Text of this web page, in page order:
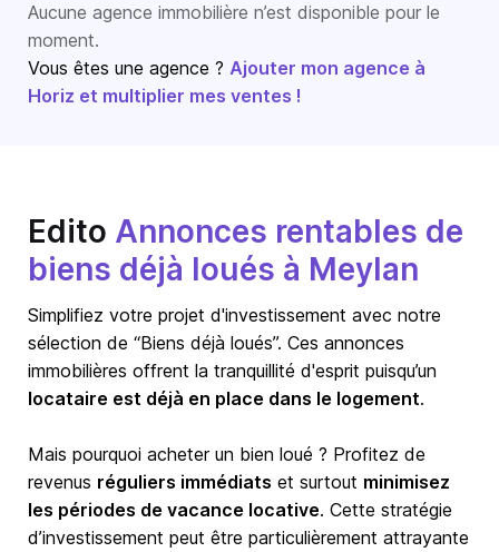
Aucune agence immobilière n’est disponible pour le
moment.
Vous êtes une agence ? Ajouter mon agence à
Horiz et multiplier mes ventes !
Edito Annonces rentables de
biens déjà loués à Meylan
Simplifiez votre projet d'investissement avec notre
sélection de “Biens déjà loués”. Ces annonces
immobilières offrent la tranquillité d'esprit puisqu’un
locataire est déjà en place dans le logement.
Mais pourquoi acheter un bien loué ? Profitez de
revenus réguliers immédiats et surtout minimisez
les périodes de vacance locative. Cette stratégie
d’investissement peut être particulièrement attrayante